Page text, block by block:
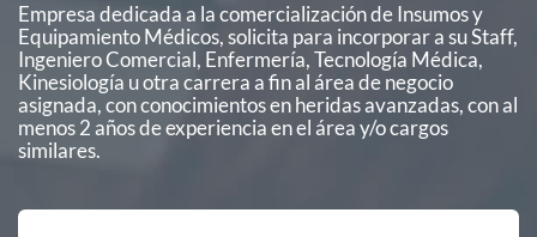
Empresa dedicada a la comercialización de Insumos y
Equipamiento Médicos, solicita para incorporar a su Staff,
Ingeniero Comercial, Enfermería, Tecnología Médica,
Kinesiología u otra carrera a fin al área de negocio
asignada, con conocimientos en heridas avanzadas, con al
menos 2 años de experiencia en el área y/o cargos
similares.